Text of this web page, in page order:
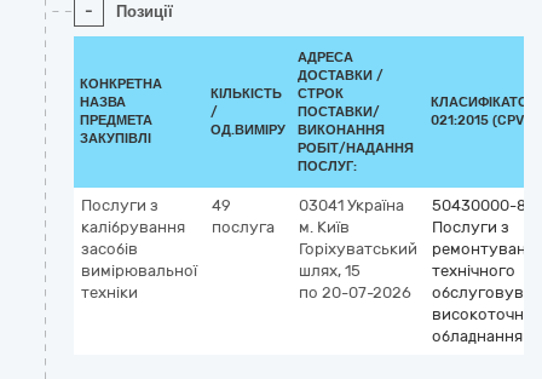
- Позиції
КОНКРЕТНА
НАЗВА
ПРЕДМЕТА
ЗАКУПІВЛІ
КІЛЬКІСТЬ
/
ОД.ВИМІРУ
АДРЕСА
ДОСТАВКИ /
СТРОК
ПОСТАВКИ/
ВИКОНАННЯ
РОБІТ/НАДАННЯ
ПОСЛУГ:
КЛАСИФІКАТОР
021:2015 (CPV)
Послуги з
калібрування
засобів
вимірювальної
техніки
49
послуга
03041 Україна
м. Київ
Горіхуватський
шлях, 15
по 20-07-2026
50430000-8
Послуги з
ремонтування
технічного
обладнання